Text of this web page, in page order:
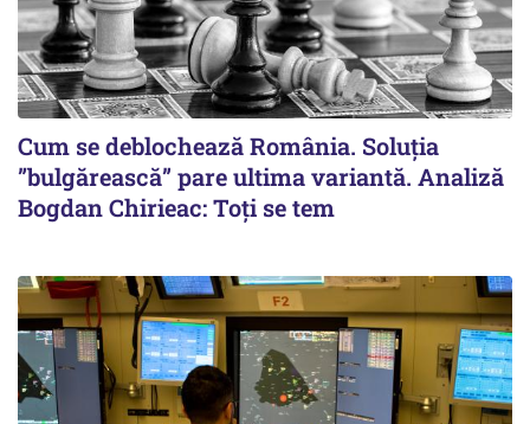
Cum se deblochează România. Soluția
”bulgărească” pare ultima variantă. Analiză
Bogdan Chirieac: Toți se tem